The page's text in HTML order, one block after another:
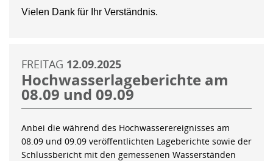
Vielen Dank für Ihr Verständnis.
FREITAG 12.09.2025
Hochwasserlageberichte am
08.09 und 09.09
Anbei die während des Hochwasserereignisses am
08.09 und 09.09 veröffentlichten Lageberichte sowie der
Schlussbericht mit den gemessenen Wasserständen